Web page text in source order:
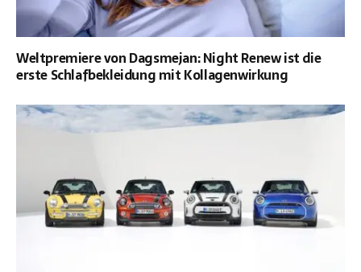
Weltpremiere von Dagsmejan: Night Renew ist die
erste Schlafbekleidung mit Kollagenwirkung